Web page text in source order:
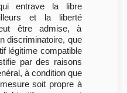
entrave la libre
et la liberté
être admise, à
discriminatoire, que
légitime compatible
par des raisons
à condition que
soit propre à